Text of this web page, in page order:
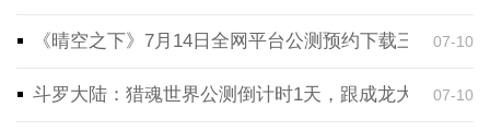
《晴空之下》7月14日全网平台公测预约下载三端同步
07-10
斗罗大陆：猎魂世界公测倒计时1天，跟成龙大哥一起
07-10